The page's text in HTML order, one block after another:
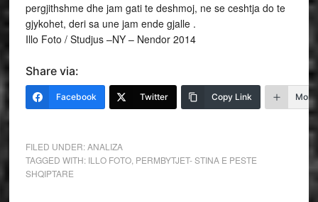
pergjithshme dhe jam gati te deshmoj, ne se ceshtja do te
gjykohet, deri sa une jam ende gjalle .
Illo Foto / Studjus –NY – Nendor 2014
Share via:
Facebook Twitter Copy Link More
FILED UNDER:ANALIZA
TAGGED WITH: ILLO FOTO, PERMBYTJET- STINA E PESTE
SHQIPTARE